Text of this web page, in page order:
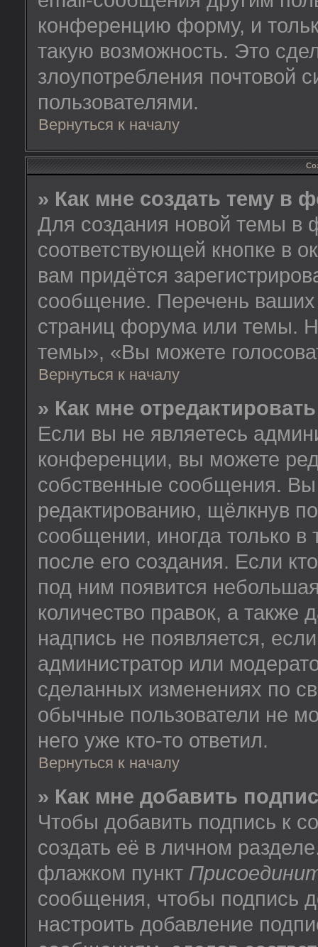
конференцию форму, и
такую возможность. Это
злоупотребления почтовой
пользователями.
Вернуться к началу
» Как мне создать тему в
Для создания новой темы в
соответствующей кнопке в
вам придётся
сообщение. Перечень ваших
страниц форума или темы.
темы», «Вы можете
Вернуться к началу
» Как мне
Если вы не являетесь
конференции, вы можете
собственные сообщения.
редактированию, щёлкнув
сообщении, иногда только в
после его создания. Если
под ним появится
количество правок, а также
надпись не появляется,
администратор или
сделанных изменениях по
обычные пользователи не
него уже кто-то ответил.
Вернуться к началу
» Как мне добавить
Чтобы добавить подпись к
создать её в личном
флажком пункт
сообщения, чтобы подпись
настроить добавление